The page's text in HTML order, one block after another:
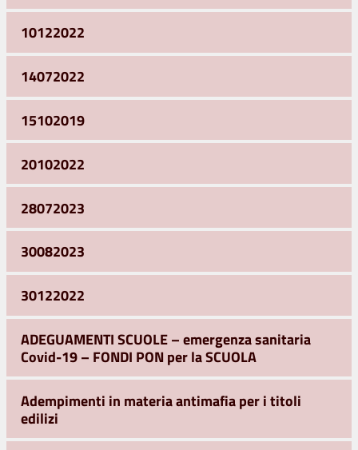
10122022
14072022
15102019
20102022
28072023
30082023
30122022
ADEGUAMENTI SCUOLE – emergenza sanitaria
Covid-19 – FONDI PON per la SCUOLA
Adempimenti in materia antimafia per i titoli
edilizi